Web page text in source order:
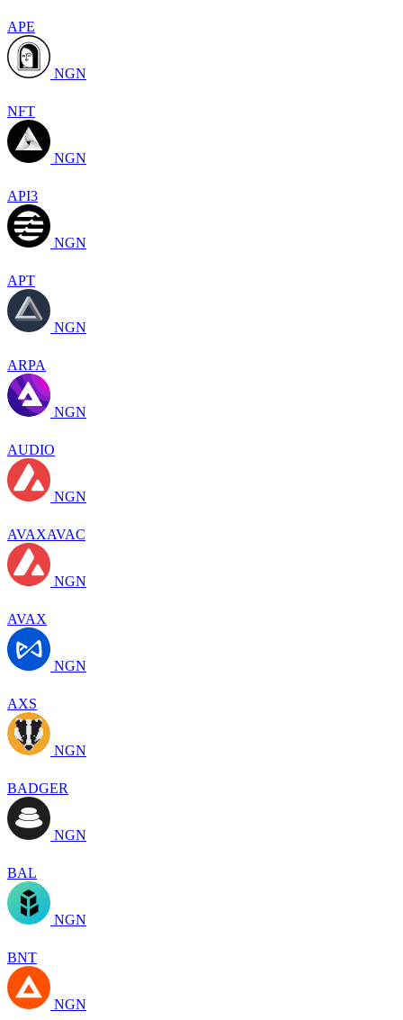
APE
NGN
NFT
NGN
API3
NGN
APT
NGN
ARPA
NGN
AUDIO
NGN
AVAXAVAC
NGN
AVAX
NGN
AXS
NGN
BADGER
NGN
BAL
NGN
BNT
NGN